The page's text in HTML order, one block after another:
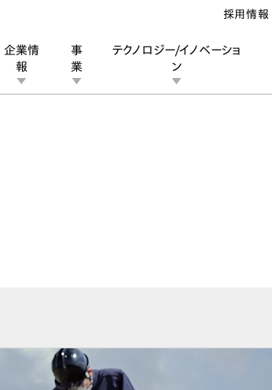
企業情
報
事
業
テクノロジー/イノベーショ
ン
採用情報